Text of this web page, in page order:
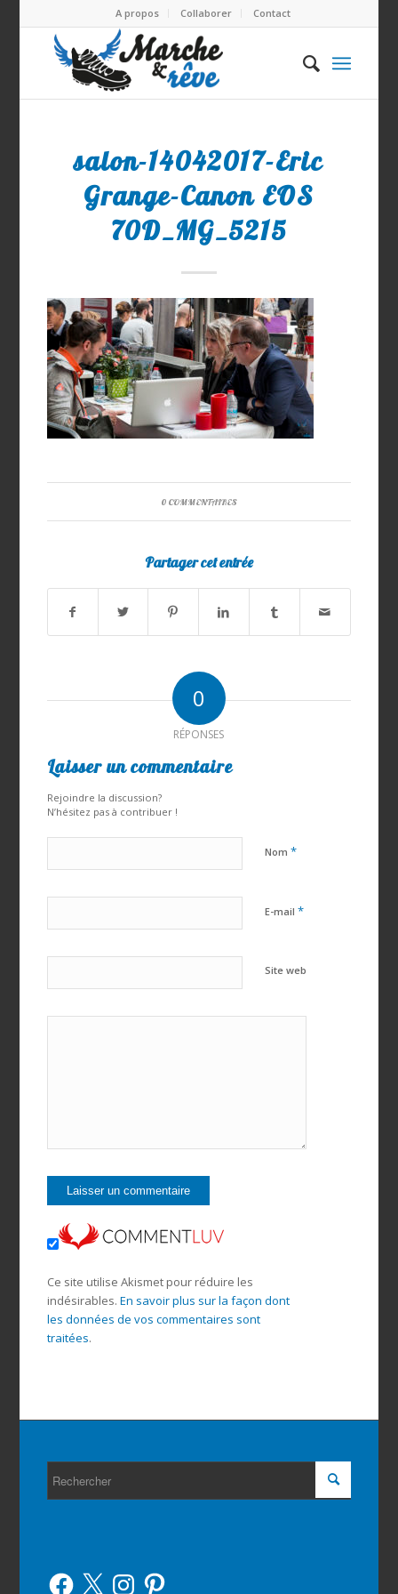
A propos Collaborer Contact
salon-14042017-Eric
Grange-Canon EOS
70D_MG_5215
0 COMMENTAIRES
Partager cet entrée
0
RÉPONSES
Laisser un commentaire
Rejoindre la discussion?
N’hésitez pas à contribuer !
Nom *
E-mail *
Site web
Ce site utilise Akismet pour réduire les
indésirables. En savoir plus sur la façon dont
les données de vos commentaires sont
traitées.
Facebook
X InstagramPinterest